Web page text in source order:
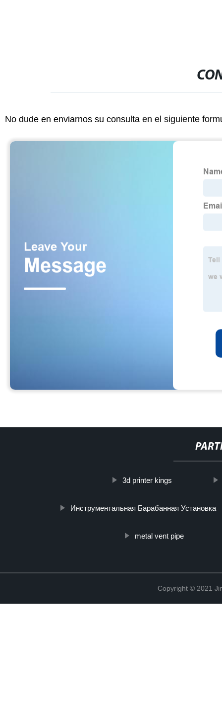
No dude en enviarnos su consulta en el siguiente
3d printer kings
Инструментальная Барабанная Установка
metal vent pipe
Copyright © 2021